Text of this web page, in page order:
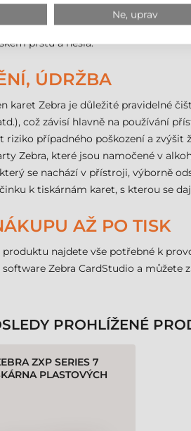
a obsahuje i souborový manažer
je CardStudio
prstu a hesla.
ÚDRŽBA
karet Zebra je důležité pravidelné
což závisí hlavně na používání
riziko případného poškození a zvýšit
Zebra, které jsou namočené v
se nachází v přístroji, výborně
k tiskárnám karet, s kterou se
AŽ PO TISK
produktu najdete vše potřebné k
Zebra CardStudio a můžete
PROHLÍŽENÉ
ZXP SERIES 7
PLASTOVÝCH
Ne, uprav